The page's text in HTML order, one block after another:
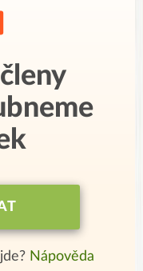
Nápověda